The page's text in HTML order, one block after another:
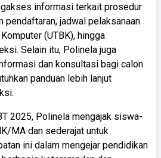
informasi terkait prosedur
pendaftaran, jadwal pelaksanaan
(UTBK), hingga
Selain itu, Polinela juga
dan konsultasi bagi calon
panduan lebih lanjut
2025, Polinela mengajak siswa-
MA dan sederajat untuk
ini dalam mengejar pendidikan